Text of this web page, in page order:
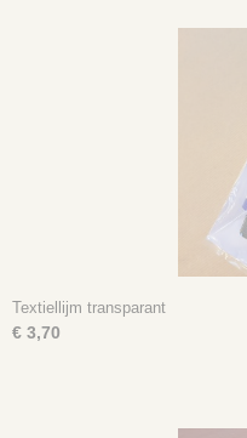
Textiellijm transparant
€ 3,70